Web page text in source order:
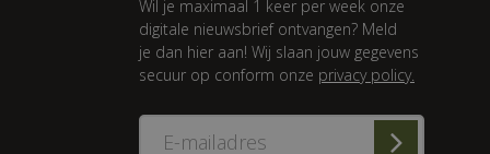
Wil je maximaal 1 keer per week onze
digitale nieuwsbrief ontvangen? Meld
je dan hier aan! Wij slaan jouw gegevens
secuur op conform onze privacy policy.